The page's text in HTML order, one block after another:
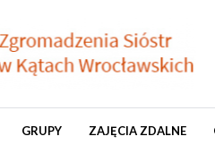
GRUPY ZAJĘCIA ZDALNE